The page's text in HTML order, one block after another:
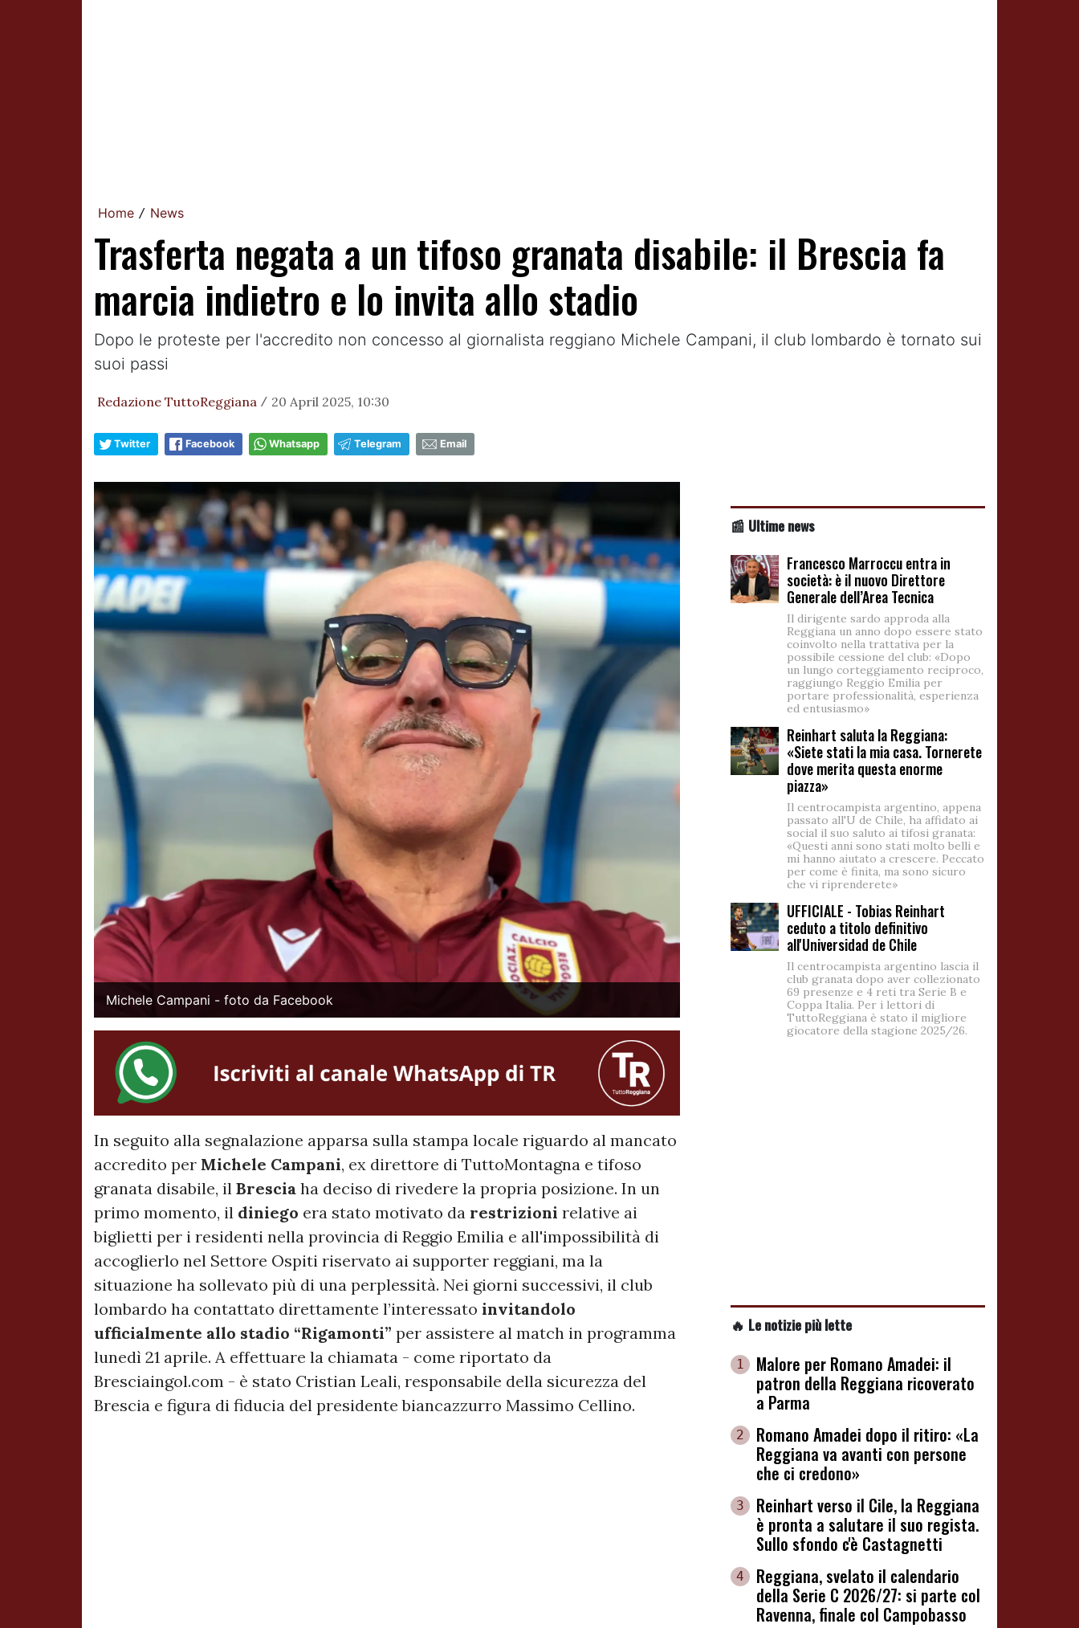
Home / News
Trasferta negata a un tifoso granata disabile: il Brescia fa
marcia indietro e lo invita allo stadio
Dopo le proteste per l'accredito non concesso al giornalista reggiano Michele Campani, il club lombardo è tornato sui
suoi passi
Redazione TuttoReggiana / 20 April 2025, 10:30
Twitter Facebook Whatsapp Telegram Email
Michele Campani - foto da Facebook
In seguito alla segnalazione apparsa sulla stampa locale riguardo al mancato
accredito per Michele Campani, ex direttore di TuttoMontagna e tifoso
granata disabile, il Brescia ha deciso di rivedere la propria posizione. In un
primo momento, il diniego era stato motivato da restrizioni relative ai
biglietti per i residenti nella provincia di Reggio Emilia e all'impossibilità di
accoglierlo nel Settore Ospiti riservato ai supporter reggiani, ma la
situazione ha sollevato più di una perplessità. Nei giorni successivi, il club
lombardo ha contattato direttamente l’interessato invitandolo
ufficialmente allo stadio “Rigamonti” per assistere al match in programma
lunedì 21 aprile. A effettuare la chiamata - come riportato da
Bresciaingol.com - è stato Cristian Leali, responsabile della sicurezza del
Brescia e figura di fiducia del presidente biancazzurro Massimo Cellino.
📰 Ultime news
Francesco Marroccu entra in
società: è il nuovo Direttore
Generale dell’Area Tecnica
Il dirigente sardo approda alla
Reggiana un anno dopo essere stato
coinvolto nella trattativa per la
possibile cessione del club: «Dopo
un lungo corteggiamento reciproco,
raggiungo Reggio Emilia per
portare professionalità, esperienza
ed entusiasmo»
Reinhart saluta la Reggiana:
«Siete stati la mia casa. Tornerete
dove merita questa enorme
piazza»
Il centrocampista argentino, appena
passato all'U de Chile, ha affidato ai
social il suo saluto ai tifosi granata:
«Questi anni sono stati molto belli e
mi hanno aiutato a crescere. Peccato
per come è finita, ma sono sicuro
che vi riprenderete»
UFFICIALE - Tobias Reinhart
ceduto a titolo definitivo
all'Universidad de Chile
Il centrocampista argentino lascia il
club granata dopo aver collezionato
69 presenze e 4 reti tra Serie B e
Coppa Italia. Per i lettori di
TuttoReggiana è stato il migliore
giocatore della stagione 2025/26.
🔥 Le notizie più lette
1
Malore per Romano Amadei: il
patron della Reggiana ricoverato
a Parma
2
Romano Amadei dopo il ritiro: «La
Reggiana va avanti con persone
che ci credono»
3
Reinhart verso il Cile, la Reggiana
è pronta a salutare il suo regista.
Sullo sfondo c'è Castagnetti
4
Reggiana, svelato il calendario
della Serie C 2026/27: si parte col
Ravenna, finale col Campobasso